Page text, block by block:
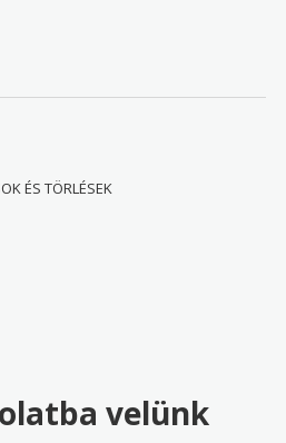
ÉS TÖRLÉSEK
velünk